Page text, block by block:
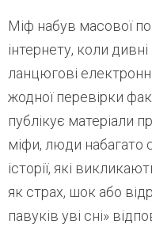
Міф набув масової
інтернету, коли
ланцюгові
жодної перевірки
публікує матеріали
міфи, люди набагато
історії, які
як страх, шок або
павуків уві сні»